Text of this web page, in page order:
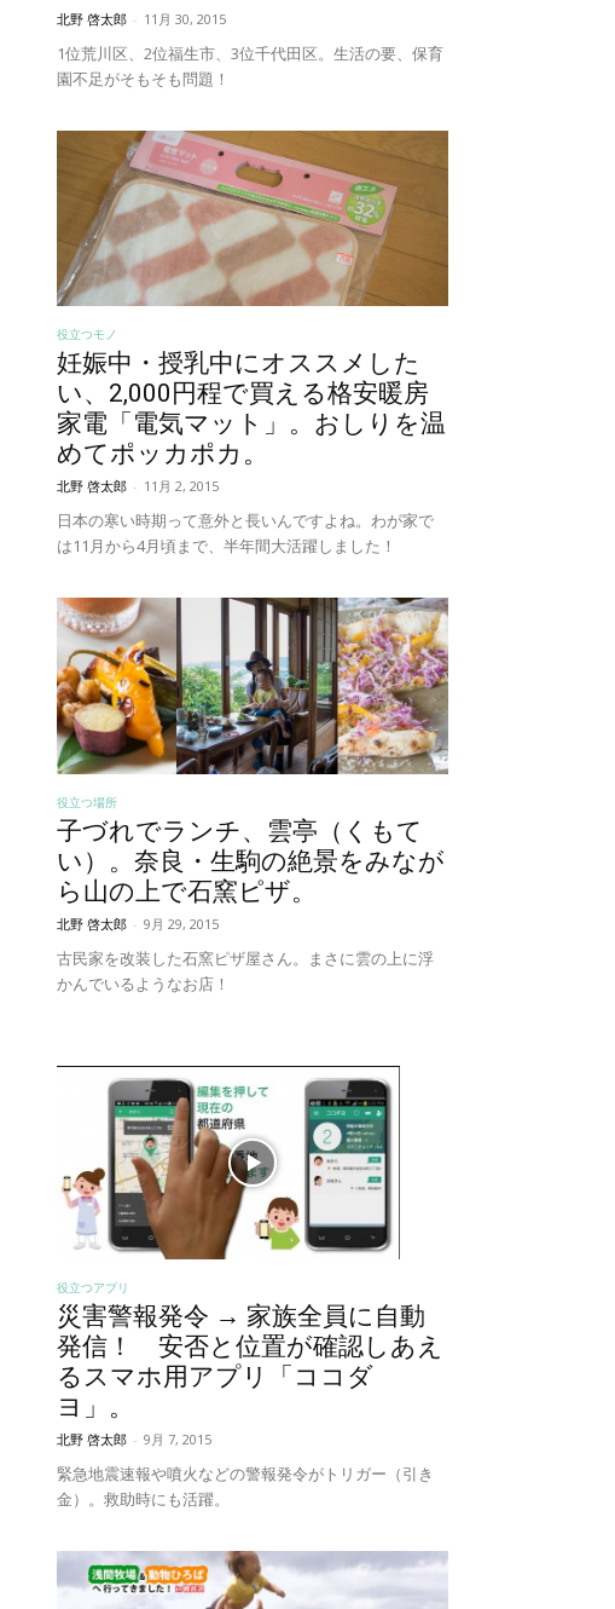
北野 啓太郎 - 11月 30, 2015
1位荒川区、2位福生市、3位千代田区。生活の要、保育
園不足がそもそも問題！
役立つモノ
妊娠中・授乳中にオススメした
い、2,000円程で買える格安暖房
家電「電気マット」。おしりを温
めてポッカポカ。
北野 啓太郎 - 11月 2, 2015
日本の寒い時期って意外と長いんですよね。わが家で
は11月から4月頃まで、半年間大活躍しました！
役立つ場所
子づれでランチ、雲亭（くもて
い）。奈良・生駒の絶景をみなが
ら山の上で石窯ピザ。
北野 啓太郎 - 9月 29, 2015
古民家を改装した石窯ピザ屋さん。まさに雲の上に浮
かんでいるようなお店！
役立つアプリ
災害警報発令 → 家族全員に自動
発信！ 安否と位置が確認しあえ
るスマホ用アプリ「ココダ
ヨ」。
北野 啓太郎 - 9月 7, 2015
緊急地震速報や噴火などの警報発令がトリガー（引き
金）。救助時にも活躍。